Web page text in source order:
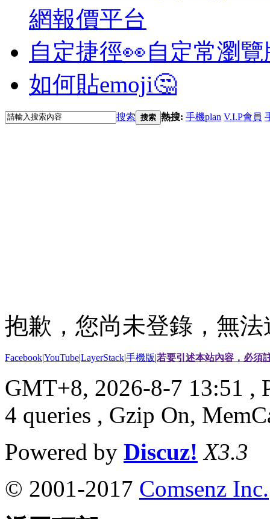
網報價平台
自定捷徑👀自定常瀏
如何貼emoji🤔
搜索 搜索 熱搜: 手機plan V.I.P會員
抱歉，您尚未登錄，無
Facebook|YouTube|LayerStack|手機版|若要引述本站內容，必須
GMT+8, 2026-8-7 13:51 ,
4 queries , Gzip On,
Powered by Discuz! X3.3
© 2001-2017 Comsenz Inc.